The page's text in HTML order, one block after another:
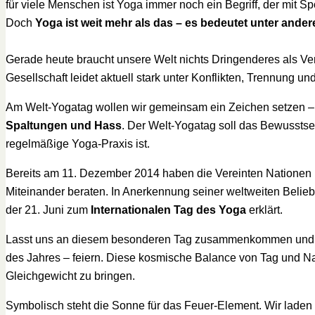
für viele Menschen ist Yoga immer noch ein Begriff, der mit
Doch Yoga ist weit mehr als das – es bedeutet unter
Gerade heute braucht unsere Welt nichts Dringenderes als
Gesellschaft leidet aktuell stark unter Konflikten, Trennung
Am Welt-Yogatag wollen wir gemeinsam ein Zeichen setzen
Spaltungen und Hass. Der Welt-Yogatag soll das
regelmäßige Yoga-Praxis ist.
Bereits am 11. Dezember 2014 haben die Vereinten
Miteinander beraten. In Anerkennung seiner weltweiten
der 21. Juni zum Internationalen Tag des Yoga erklärt.
Lasst uns an diesem besonderen Tag zusammenkommen
des Jahres – feiern. Diese kosmische Balance von Tag und
Gleichgewicht zu bringen.
Symbolisch steht die Sonne für das Feuer-Element. Wir